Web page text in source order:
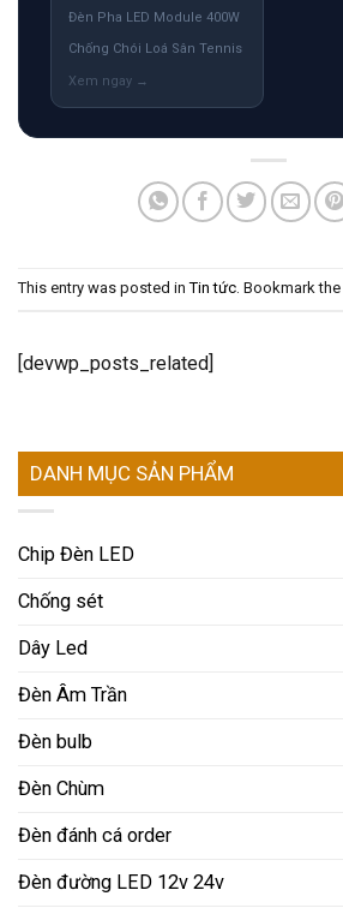
Đèn Pha LED Module 400W
Chống Chói Loá Sân Tennis
This entry was posted inTin tức. Bookmark the
[devwp_posts_related]
DANH MỤC SẢN PHẨM
Chip Đèn LED
Chống sét
Dây Led
Đèn Âm Trần
Đèn bulb
Đèn Chùm
Đèn đánh cá order
Đèn đường LED 12v 24v